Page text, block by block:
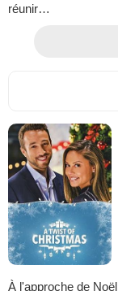
réunir…
À l'approche de